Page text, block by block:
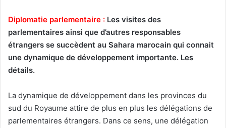
Diplomatie parlementaire : Les visites des
parlementaires ainsi que d’autres responsables
étrangers se succèdent au Sahara marocain qui connait
une dynamique de développement importante. Les
détails.
La dynamique de développement dans les provinces du
sud du Royaume attire de plus en plus les délégations de
parlementaires étrangers. Dans ce sens, une délégation